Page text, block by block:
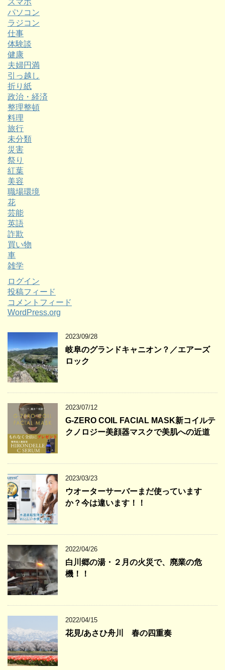
パソコン
ラジコン
仕事
体験談
健康
夫婦円満
引っ越し
折り紙
政治・経済
整理整頓
料理
旅行
未分類
災害
祭り
紅葉
美容
職場環境
花
芸能
英語
詐欺
買い物
車
雑学
ログイン
投稿フィード
コメントフィード
WordPress.org
2023/09/28
岐阜のグランドキャニオン？／エアーズ
ロック
2023/07/12
G-ZERO COIL FACIAL MASK新コイルテ
クノロジー美顔器マスクで美肌への近道
2023/03/23
ウオーターサーバーまだ使っています
か？今は違います！！
2022/04/26
白川郷の湯・２月の火災で、廃業の危
機！！
2022/04/15
花見/あさひ舟川 春の四重奏